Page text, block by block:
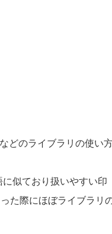
どのライブラリの使い
似ており扱いやすい印
た際にほぼライブラリ